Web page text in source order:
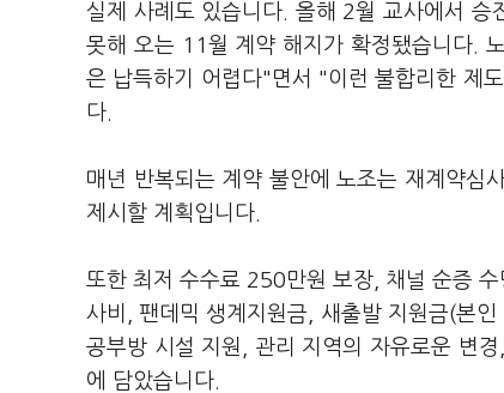
실제 사례도 있습니다. 올해 2월 교사에서
못해 오는 11월 계약 해지가 확정됐습니다.
은 납득하기 어렵다"면서 "이런 불합리한 제
다.
매년 반복되는 계약 불안에 노조는 재계약심
제시할 계획입니다.
또한 최저 수수료 250만원 보장, 채널 순증
사비, 팬데믹 생계지원금, 새출발 지원금(본
공부방 시설 지원, 관리 지역의 자유로운 변
에 담았습니다.